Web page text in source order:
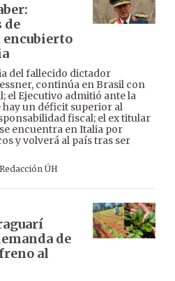
de
del fallecido dictador
continúa en Brasil con
el Ejecutivo admitió ante la
un déficit superior al
fiscal; el ex titular
encuentra en Italia por
y volverá al país tras ser
Redacción ÚH
de
al